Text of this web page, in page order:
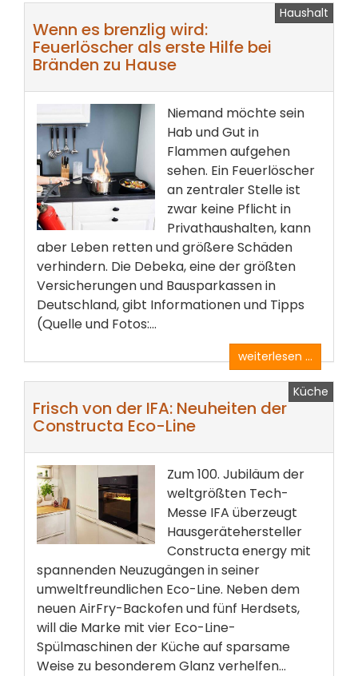
Haushalt
Wenn es brenzlig wird:
Feuerlöscher als erste Hilfe bei
Bränden zu Hause
Niemand möchte sein
Hab und Gut in
Flammen aufgehen
sehen. Ein Feuerlöscher
an zentraler Stelle ist
zwar keine Pflicht in
Privathaushalten, kann
aber Leben retten und größere Schäden
verhindern. Die Debeka, eine der größten
Versicherungen und Bausparkassen in
Deutschland, gibt Informationen und Tipps
(Quelle und Fotos:...
weiterlesen ...
Küche
Frisch von der IFA: Neuheiten der
Constructa Eco-Line
Zum 100. Jubiläum der
weltgrößten Tech-
Messe IFA überzeugt
Hausgerätehersteller
Constructa energy mit
spannenden Neuzugängen in seiner
umweltfreundlichen Eco-Line. Neben dem
neuen AirFry-Backofen und fünf Herdsets,
will die Marke mit vier Eco-Line-
Spülmaschinen der Küche auf sparsame
Weise zu besonderem Glanz verhelfen...